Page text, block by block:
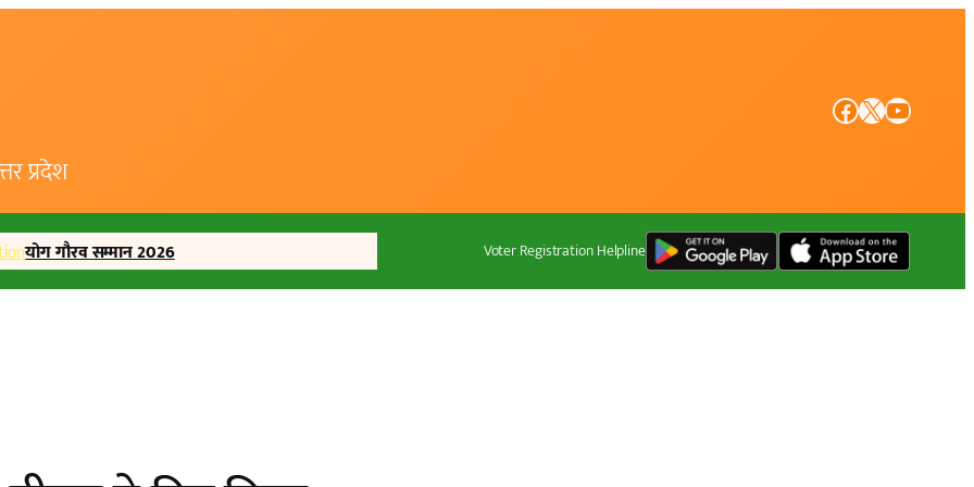
प्रदेश
Facebook X YouTube
योग गौरव सम्मान 2026 Voter Registration Helpline